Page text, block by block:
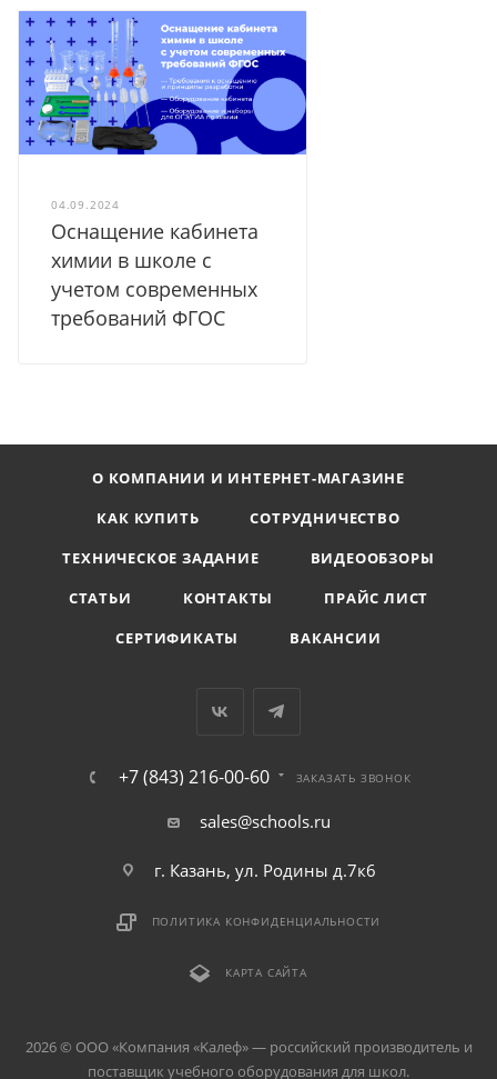
04.09.2024
Оснащение кабинета
химии в школе с
учетом современных
требований ФГОС
О КОМПАНИИ И ИНТЕРНЕТ-МАГАЗИНЕ
КАК КУПИТЬ
СОТРУДНИЧЕСТВО
ТЕХНИЧЕСКОЕ ЗАДАНИЕ
ВИДЕООБЗОРЫ
СТАТЬИ
КОНТАКТЫ
ПРАЙС ЛИСТ
СЕРТИФИКАТЫ
ВАКАНСИИ
+7 (843) 216-00-60 ЗАКАЗАТЬ ЗВОНОК
sales@schools.ru
г. Казань, ул. Родины д.7к6
ПОЛИТИКА КОНФИДЕНЦИАЛЬНОСТИ
КАРТА САЙТА
2026 © ООО «Компания «Kалеф» — российский производитель и
поставщик учебного оборудования для школ.